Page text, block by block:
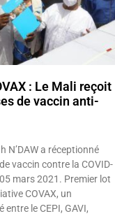
: Le Mali reçoit
de vaccin anti-
N’DAW a réceptionné
vaccin contre la COVID-
mars 2021. Premier lot
COVAX, un
le CEPI, GAVI,